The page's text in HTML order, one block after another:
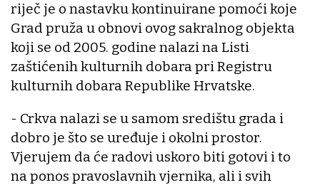
riječ je o nastavku kontinuirane pomoći koje
Grad pruža u obnovi ovog sakralnog objekta
koji se od 2005. godine nalazi na Listi
zaštićenih kulturnih dobara pri Registru
kulturnih dobara Republike Hrvatske.
- Crkva nalazi se u samom središtu grada i
dobro je što se uređuje i okolni prostor.
Vjerujem da će radovi uskoro biti gotovi i to
na ponos pravoslavnih vjernika, ali i svih